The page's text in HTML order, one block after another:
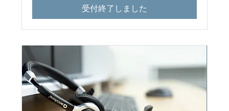
受付終了しました